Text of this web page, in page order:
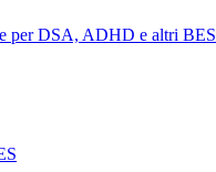
per DSA, ADHD e altri BES